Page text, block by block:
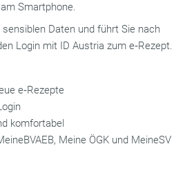
Smartphone.
Daten und führt Sie nach
Login mit ID Austria zum e‑Rezept.
e‑Rezepte
komfortabel
Meine ÖGK und MeineSV